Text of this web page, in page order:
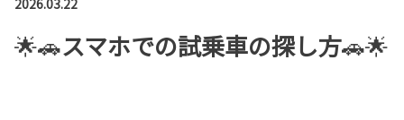
🌟🚗スマホでの試乗車の探し方🚗🌟